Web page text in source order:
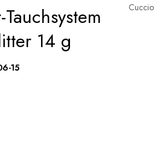
Cuccio
14 g
15